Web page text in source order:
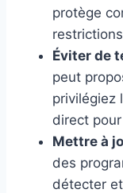
protège
Éviter de
peut
privilégiez
direct
Mettre à
des
détecter